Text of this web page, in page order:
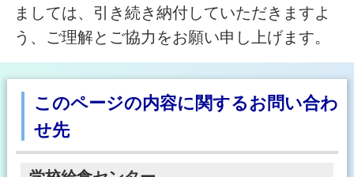
ましては、引き続き納付していただきますよ
う、ご理解とご協力をお願い申し上げます。
このページの内容に関するお問い合わ
せ先